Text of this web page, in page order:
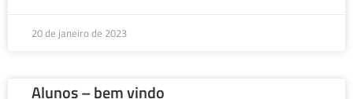
20 de janeiro de 2023
Alunos – bem vindo